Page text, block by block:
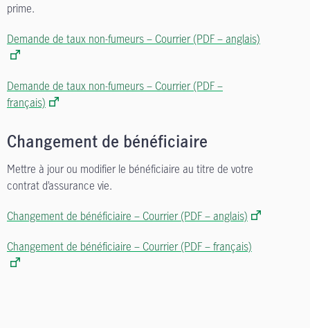
prime.
Demande de taux non-fumeurs – Courrier (PDF – anglais)
Demande de taux non-fumeurs – Courrier (PDF –
français)
Changement de bénéficiaire
Mettre à jour ou modifier le bénéficiaire au titre de votre
contrat d’assurance vie.
Changement de bénéficiaire – Courrier (PDF – anglais)
Changement de bénéficiaire – Courrier (PDF – français)